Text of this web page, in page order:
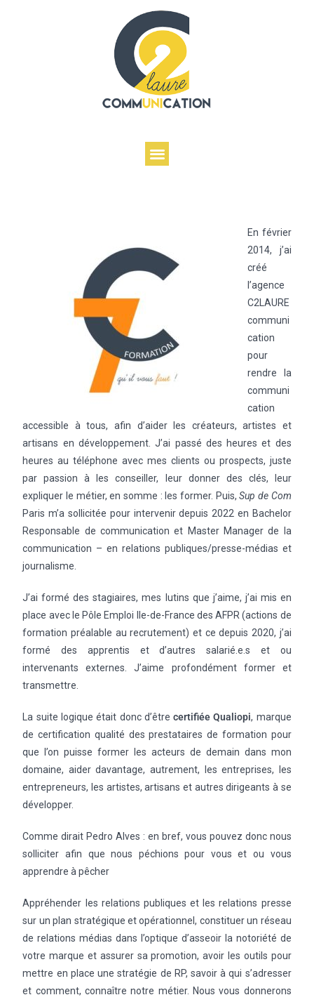
En février
2014, j’ai
créé
l’agence
C2LAURE
communi
cation
pour
rendre la
communi
cation
accessible à tous, afin d’aider les créateurs, artistes et
artisans en développement. J’ai passé des heures et des
heures au téléphone avec mes clients ou prospects, juste
par passion à les conseiller, leur donner des clés, leur
expliquer le métier, en somme : les former. Puis,Sup de Com
Paris m’a sollicitée pour intervenir depuis 2022 en Bachelor
Responsable de communication et Master Manager de la
communication – en relations publiques/presse-médias et
journalisme.
J’ai formé des stagiaires, mes lutins que j’aime, j’ai mis en
place avec le Pôle Emploi Ile-de-France des AFPR (actions de
formation préalable au recrutement) et ce depuis 2020, j’ai
formé des apprentis et d’autres salarié.e.s et ou
intervenants externes. J’aime profondément former et
transmettre.
La suite logique était donc d’êtrecertifiée Qualiopi, marque
de certification qualité des prestataires de formation pour
que l’on puisse former les acteurs de demain dans mon
domaine, aider davantage, autrement, les entreprises, les
entrepreneurs, les artistes, artisans et autres dirigeants à se
développer.
Comme dirait Pedro Alves : en bref, vous pouvez donc nous
solliciter afin que nous péchions pour vous et ou vous
apprendre à pêcher
Appréhender les relations publiques et les relations presse
sur un plan stratégique et opérationnel, constituer un réseau
de relations médias dans l’optique d’asseoir la notoriété de
votre marque et assurer sa promotion, avoir les outils pour
mettre en place une stratégie de RP, savoir à qui s’adresser
et comment, connaître notre métier. Nous vous donnerons